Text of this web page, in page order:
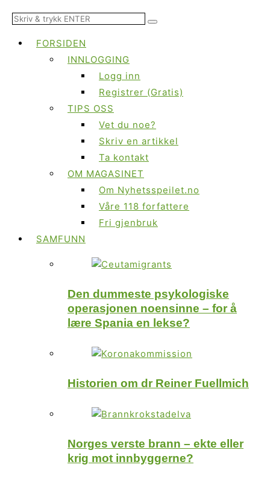
FORSIDEN
INNLOGGING
Logg inn
Registrer (Gratis)
TIPS OSS
Vet du noe?
Skriv en artikkel
Ta kontakt
OM MAGASINET
Om Nyhetsspeilet.no
Våre 118 forfattere
Fri gjenbruk
SAMFUNN
Den dummeste psykologiske
operasjonen noensinne – for å
lære Spania en lekse?
Historien om dr Reiner Fuellmich
Norges verste brann – ekte eller
krig mot innbyggerne?